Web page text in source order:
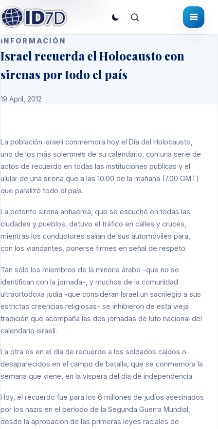
INFORMACIÓN
Israel recuerda el Holocausto con
sirenas por todo el país
19 April, 2012
La población israelí conmemora hoy el Día del Holocausto,
uno de los más solemnes de su calendario, con una serie de
actos de recuerdo en todas las instituciones públicas y el
ulular de una sirena que a las 10.00 de la mañana (7.00 GMT)
que paralizó todo el país.
La potente sirena antiaérea, que se escuchó en todas las
ciudades y pueblos, detuvo el tráfico en calles y cruces,
mientras los conductores salían de sus automóviles para,
con los viandantes, ponerse firmes en señal de respeto.
Tan sólo los miembros de la minoría árabe -que no se
identifican con la jornada-, y muchos de la comunidad
ultraortodoxa judía -que consideran Israel un sacrilegio a sus
estrictas creencias religiosas- se inhibieron de esta vieja
tradición que acompaña las dos jornadas de luto nacional del
calendario israelí.
La otra es en el día de recuerdo a los soldados caídos o
desaparecidos en el campo de batalla, que se conmemora la
semana que viene, en la víspera del día de independencia.
Hoy, el recuerdo fue para los 6 millones de judíos asesinados
por los nazis en el período de la Segunda Guerra Mundial,
desde la aprobación de las primeras leyes raciales de